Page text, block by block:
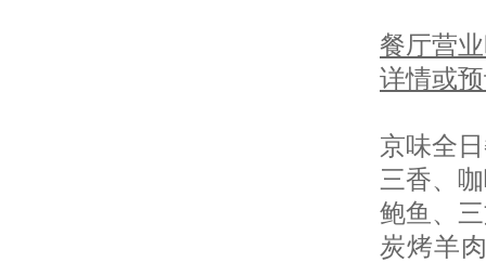
餐厅营
详情或
京味全
三香、
鲍鱼、
炭烤羊